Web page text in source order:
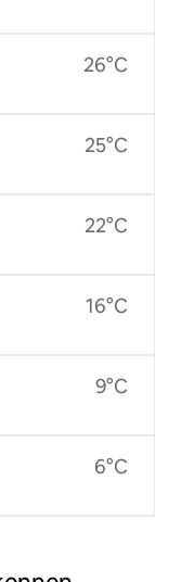
26°C
25°C
22°C
16°C
9°C
6°C